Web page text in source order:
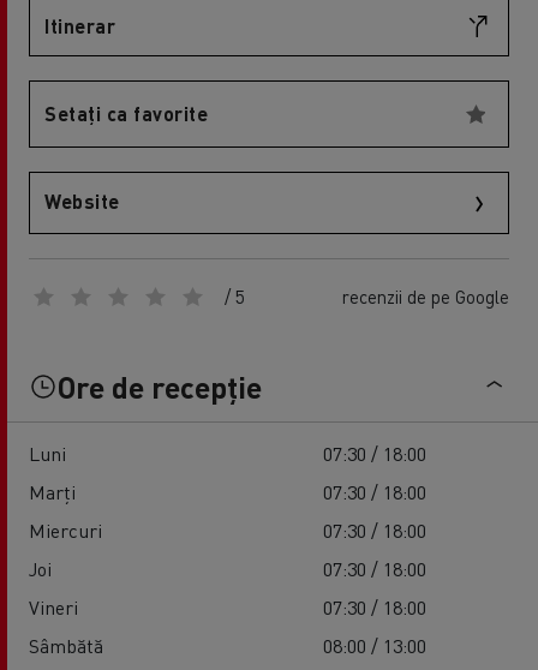
Itinerar
Setați ca favorite
Website
/ 5 recenzii de pe Google
Ore de recepție
Luni
07:30 / 18:00
Marți
07:30 / 18:00
Miercuri
07:30 / 18:00
Joi
07:30 / 18:00
Vineri
07:30 / 18:00
Sâmbătă
08:00 / 13:00